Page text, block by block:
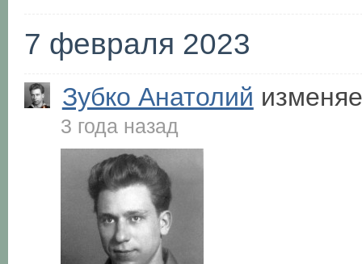
7 февраля 2023
Зубко Анатолий
3 года назад